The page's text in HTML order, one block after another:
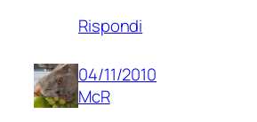
Rispondi
04/11/2010
McR